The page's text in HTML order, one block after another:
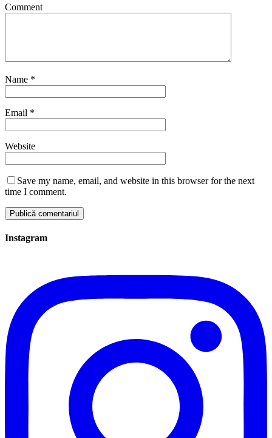
Comment
Name *
Email *
Website
Save my name, email, and website in this browser for the next
time I comment.
Instagram